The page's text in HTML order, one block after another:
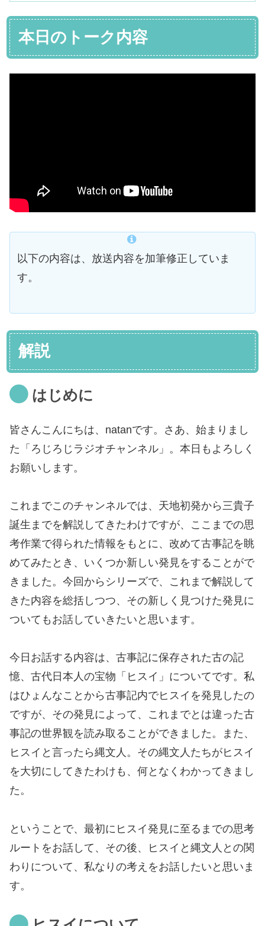
本日のトーク内容
以下の内容は、放送内容を加筆修正していま
す。
解説
はじめに
皆さんこんにちは、natanです。さあ、始まりまし
た「ろじろじラジオチャンネル」。本日もよろしく
お願いします。
これまでこのチャンネルでは、天地初発から三貴子
誕生までを解説してきたわけですが、ここまでの思
考作業で得られた情報をもとに、改めて古事記を眺
めてみたとき、いくつか新しい発見をすることがで
きました。今回からシリーズで、これまで解説して
きた内容を総括しつつ、その新しく見つけた発見に
ついてもお話していきたいと思います。
今日お話する内容は、古事記に保存された古の記
憶、古代日本人の宝物「ヒスイ」についてです。私
はひょんなことから古事記内でヒスイを発見したの
ですが、その発見によって、これまでとは違った古
事記の世界観を読み取ることができました。また、
ヒスイと言ったら縄文人。その縄文人たちがヒスイ
を大切にしてきたわけも、何となくわかってきまし
た。
ということで、最初にヒスイ発見に至るまでの思考
ルートをお話して、その後、ヒスイと縄文人との関
わりについて、私なりの考えをお話したいと思いま
す。